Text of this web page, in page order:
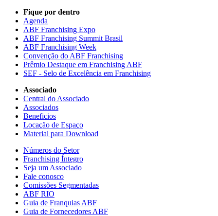
Fique por dentro
Agenda
ABF Franchising Expo
ABF Franchising Summit Brasil
ABF Franchising Week
Convenção do ABF Franchising
Prêmio Destaque em Franchising ABF
SEF - Selo de Excelência em Franchising
Associado
Central do Associado
Associados
Beneficios
Locação de Espaço
Material para Download
Números do Setor
Franchising Íntegro
Seja um Associado
Fale conosco
Comissões Segmentadas
ABF RIO
Guia de Franquias ABF
Guia de Fornecedores ABF